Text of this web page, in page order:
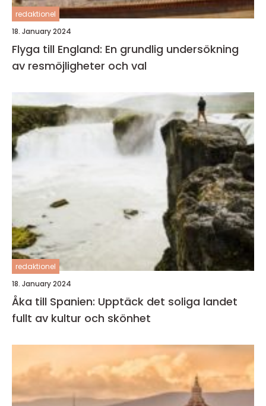
redaktionel
18. January 2024
Flyga till England: En grundlig undersökning
av resmöjligheter och val
redaktionel
18. January 2024
Åka till Spanien: Upptäck det soliga landet
fullt av kultur och skönhet